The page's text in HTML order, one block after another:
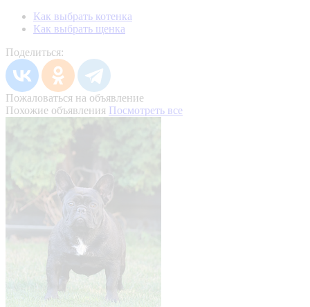
Как выбрать котенка
Как выбрать щенка
Поделиться:
Пожаловаться на объявление
Похожие объявления Посмотреть все